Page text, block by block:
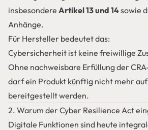
insbesondere Artikel 13 und 14sowie
Anhänge.
Für Hersteller bedeutet das:
Cybersicherheit ist keine freiwillige
Ohne nachweisbare Erfüllung der
darf ein Produkt künftig nicht mehr
bereitgestellt werden.
2. Warum der Cyber Resilience Act
Digitale Funktionen sind heute